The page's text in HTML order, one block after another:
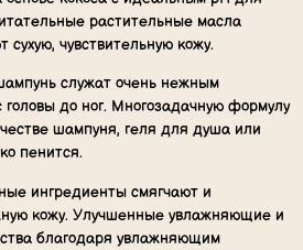
растительные масла
чувствительную кожу.
служат очень нежным
до ног. Многозадачную формулу
шампуня, геля для душа или
пенится.
ингредиенты смягчают и
кожу. Улучшенные увлажняющие и
благодаря увлажняющим